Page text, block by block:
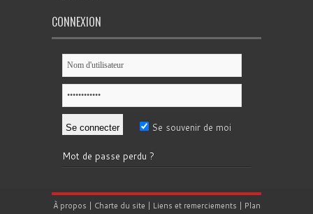
CONNEXION
Se souvenir de moi
Mot de passe perdu ?
À propos | Charte du site | Liens et remerciements | Plan